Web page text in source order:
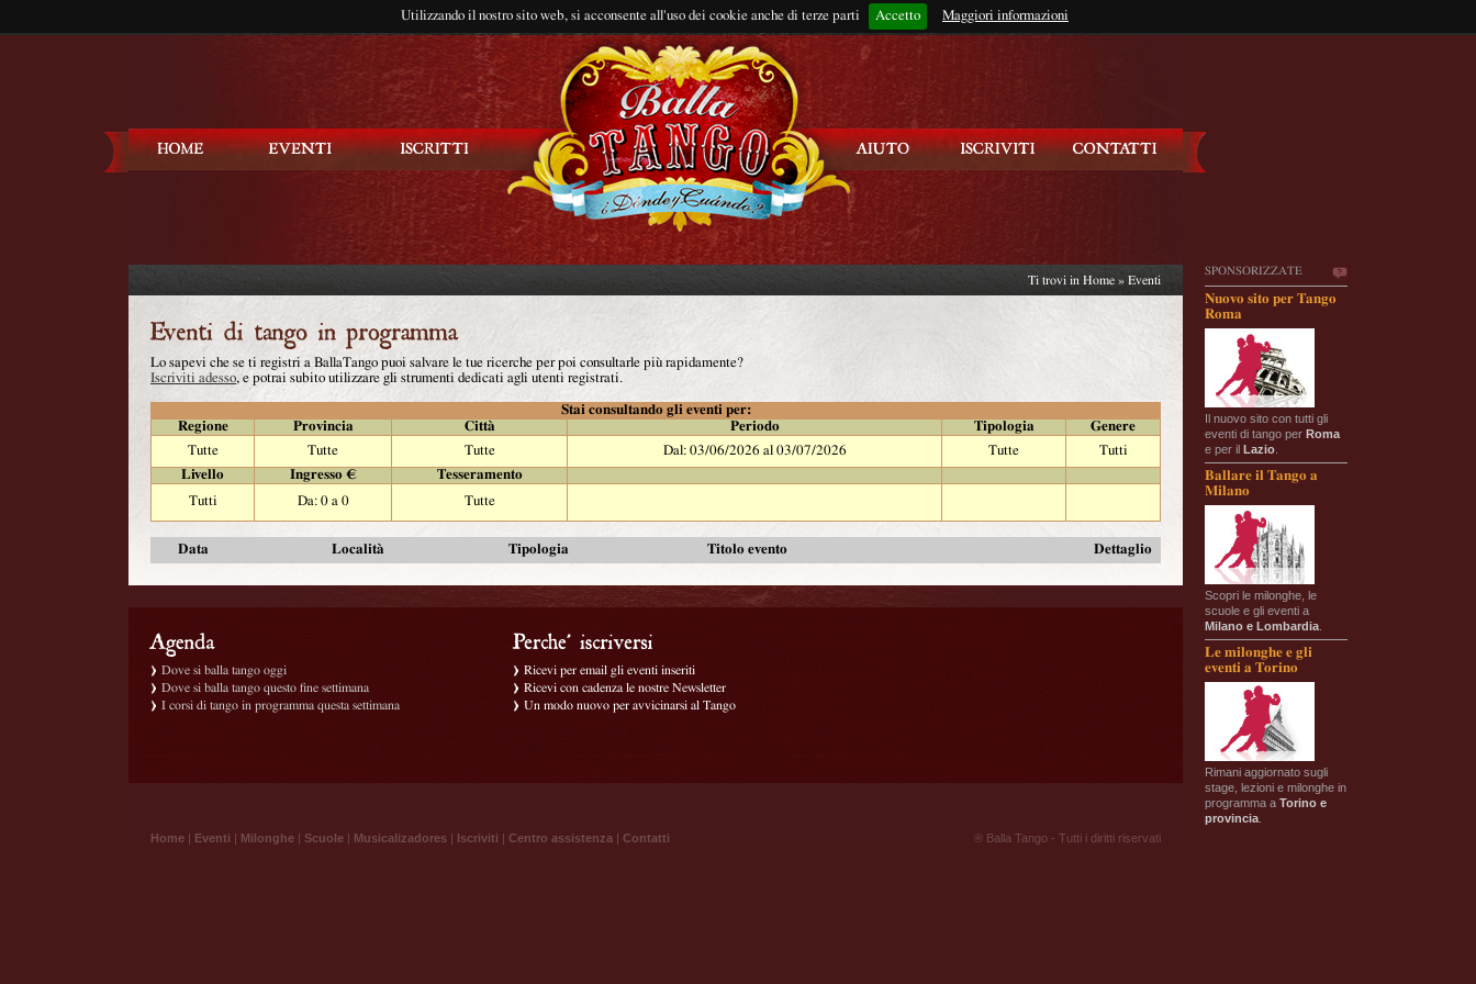
Utilizzando il nostro sito web, si acconsente all'uso dei cookie anche di terze parti Accetto Maggiori informazioni
Rimani connesso?
SPONSORIZZATE
Nuovo sito per Tango
Roma
Il nuovo sito con tutti gli
eventi di tango per Roma
e per il Lazio
Ballare il Tango a
Milano
Scopri le milonghe, le
scuole e gli eventi a
Milano e Lombardia
Le milonghe e gli
eventi a Torino
Rimani aggiornato sugli
stage, lezioni e milonghe in
programma a Torino e
provincia
Ti trovi in Home » Eventi
Lo sapevi che se ti registri a BallaTango puoi salvare le tue ricerche per poi consultarle più rapidamente?
Iscriviti adesso, e potrai subito utilizzare gli strumenti dedicati agli utenti registrati.
Stai consultando gli eventi per:
Regione
Provincia Città Periodo Tipologia
Genere
Tutte
Tutte Tutte Dal: 03/06/2026 al 03/07/2026 Tutte
Tutti
Livello
Ingresso €
Tesseramento
Tutti
Da: 0 a 0 Tutte
Data Località Tipologia Titolo evento Dettaglio
Dove si balla tango oggi
Dove si balla tango questo fine settimana
I corsi di tango in programma questa settimana
Ricevi per email gli eventi inseriti
Ricevi con cadenza le nostre Newsletter
Un modo nuovo per avvicinarsi al Tango
Home | Eventi | Milonghe | Scuole | Musicalizadores | Iscriviti | Centro assistenza | Contatti ® Balla Tango - Tutti i diritti riservati